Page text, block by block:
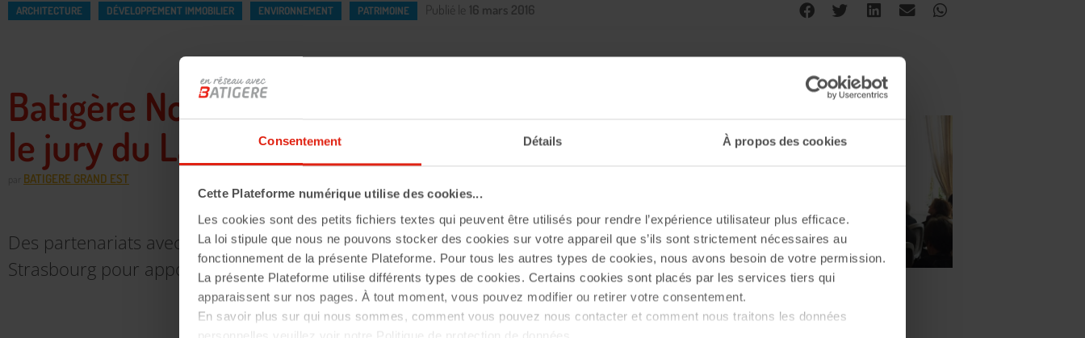
Consentement Détails À propos des cookies
Cette Plateforme numérique utilise des cookies...
Les cookies sont des petits fichiers textes qui peuvent être utilisés pour rendre l’expérience utilisateur plus efficace.
La loi stipule que nous ne pouvons stocker des cookies sur votre appareil que s’ils sont strictement nécessaires au
fonctionnement de la présente Plateforme. Pour tous les autres types de cookies, nous avons besoin de votre permission.
La présente Plateforme utilise différents types de cookies. Certains cookies sont placés par les services tiers qui
apparaissent sur nos pages. À tout moment, vous pouvez modifier ou retirer votre consentement.
En savoir plus sur qui nous sommes, comment vous pouvez nous contacter et comment nous traitons les données
ARCHITECTURE DÉVELOPPEMENT IMMOBILIER ENVIRONNEMENT PATRIMOINE Publié le 16 mars 2016
Batigère Nord-Est récompensée par
le jury du LabCDC
BATIGERE GRAND EST
Des partenariats avec les Ecoles d'Architecture de Nancy et de
Strasbourg pour apporter des réponses innovantes